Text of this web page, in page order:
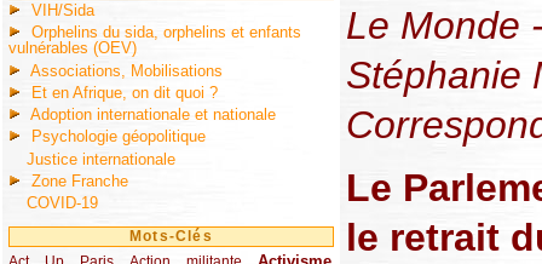
VIH/Sida
Orphelins du sida, orphelins et enfants
vulnérables (OEV)
Associations, Mobilisations
Et en Afrique, on dit quoi ?
Adoption internationale et nationale
Psychologie géopolitique
Justice internationale
Zone Franche
COVID-19
Mots-Clés
Le Monde
Stéphanie
Le
le retrait